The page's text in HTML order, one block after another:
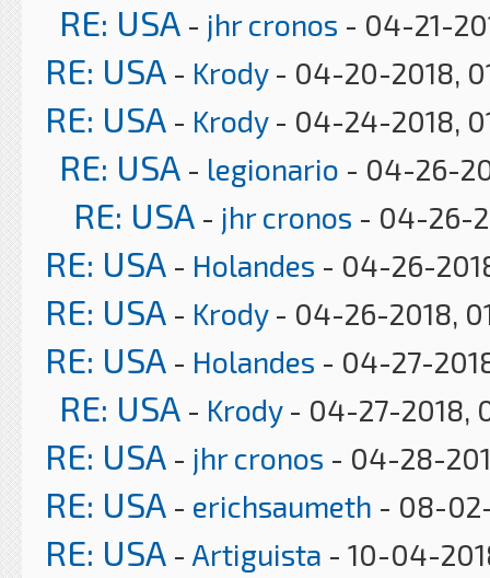
RE: USA - jhr cronos - 04-21-
RE: USA - Krody- 04-20-2018,
RE: USA - Krody- 04-24-2018,
RE: USA - legionario - 04-26-
RE: USA - jhr cronos - 04-26-
RE: USA - Holandes - 04-26-
RE: USA - Krody- 04-26-2018,
RE: USA - Holandes - 04-27-
RE: USA - Krody- 04-27-2018,
RE: USA - jhr cronos - 04-28-
RE: USA - erichsaumeth - 08-
RE: USA - Artiguista - 10-04-